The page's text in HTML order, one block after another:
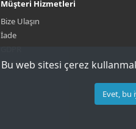
Müşteri Hizmetleri
Bize Ulaşın
İade
Site Haritası
Bu web sitesi çerez
Evet, bu